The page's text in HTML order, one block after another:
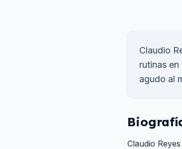
Claudio
rutinas
agudo al
Claudio